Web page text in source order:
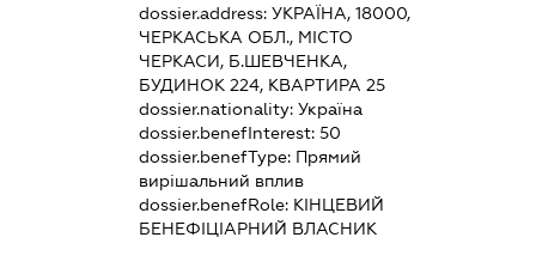
dossier.address: УКРАЇНА, 18000,
ЧЕРКАСЬКА ОБЛ., МІСТО
ЧЕРКАСИ, Б.ШЕВЧЕНКА,
БУДИНОК 224, КВАРТИРА 25
dossier.nationality: Україна
dossier.benefInterest: 50
dossier.benefType: Прямий
вирішальний вплив
dossier.benefRole: КІНЦЕВИЙ
БЕНЕФІЦІАРНИЙ ВЛАСНИК